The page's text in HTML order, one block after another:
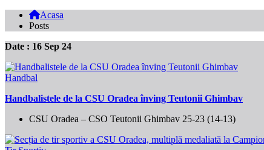
Acasa
Posts
Date : 16 Sep 24
Handbal
Handbalistele de la CSU Oradea înving Teutonii Ghimbav
CSU Oradea – CSO Teutonii Ghimbav 25-23 (14-13)